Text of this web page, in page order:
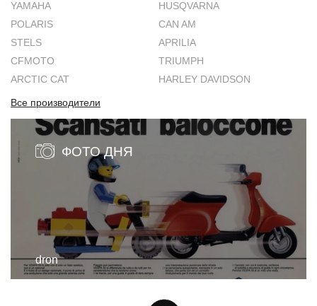
YAMAHA
HUSQVARNA
POLARIS
CAN AM
STELS
APRILIA
CFMOTO
TRIUMPH
ARCTIC CAT
HARLEY DAVIDSON
Все производители
ФОТО ДНЯ
dron